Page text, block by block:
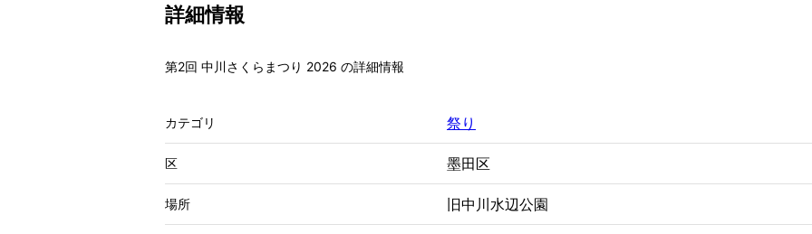
詳細情報
第2回 中川さくらまつり 2026 の詳細情報
カテゴリ 祭り
区 墨田区
場所 旧中川水辺公園